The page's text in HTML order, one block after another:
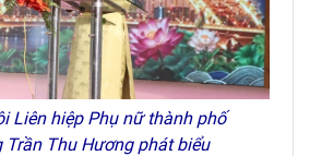
Liên hiệp Phụ nữ thành phố
Trần Thu Hương phát biểu